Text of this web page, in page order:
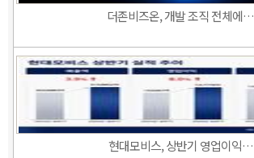
더존비즈온, 개발 조직 전체에…
현대모비스, 상반기 영업이익…